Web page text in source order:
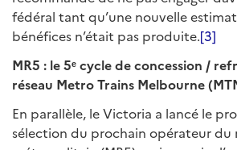
fédéral tant qu’une nouvelle
bénéfices n’était pas produite.[3]
MR5 : le 5ᵉ cycle de concession /
réseau Metro Trains Melbourne
En parallèle, le Victoria a lancé le
sélection du prochain opérateur du